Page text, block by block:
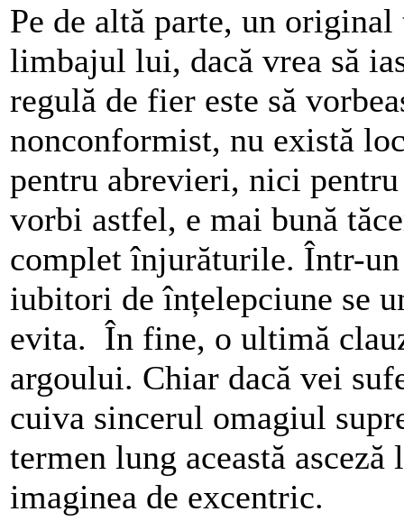
Pe de altă parte, un
limbajul lui, dacă vrea să
regulă de fier este să
nonconformist, nu există
pentru abrevieri, nici
vorbi astfel, e mai bună
complet înjurăturile. Într-
iubitori de înțelepciune se
evita. În fine, o ultimă
argoului. Chiar dacă vei
cuiva sincerul omagiul
termen lung această
imaginea de excentric.